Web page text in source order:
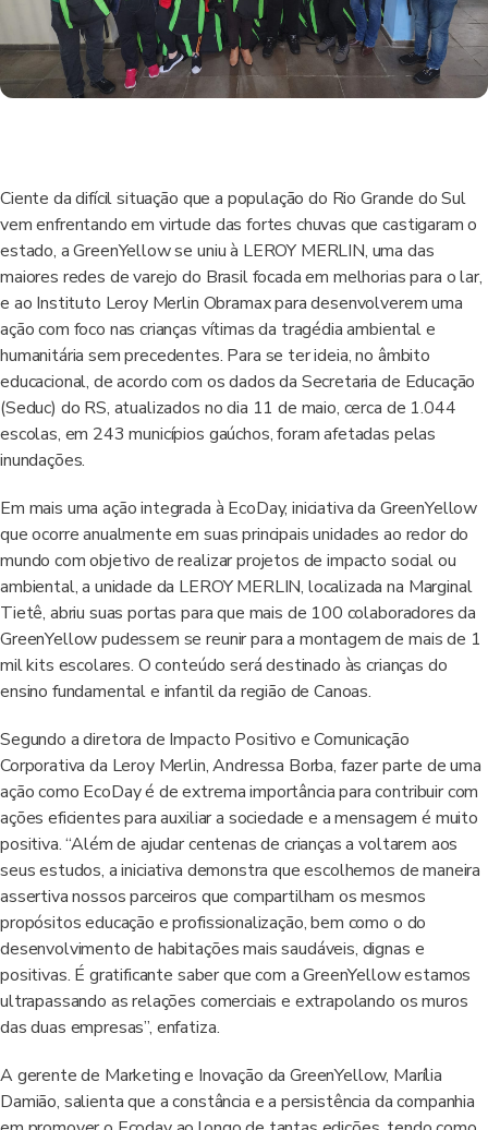
Ciente da difícil situação que a população do Rio Grande do Sul
vem enfrentando em virtude das fortes chuvas que castigaram o
estado, a GreenYellow se uniu à LEROY MERLIN, uma das
maiores redes de varejo do Brasil focada em melhorias para o lar,
e ao Instituto Leroy Merlin Obramax para desenvolverem uma
ação com foco nas crianças vítimas da tragédia ambiental e
humanitária sem precedentes. Para se ter ideia, no âmbito
educacional, de acordo com os dados da Secretaria de Educação
(Seduc) do RS, atualizados no dia 11 de maio, cerca de 1.044
escolas, em 243 municípios gaúchos, foram afetadas pelas
inundações.
Em mais uma ação integrada à EcoDay, iniciativa da GreenYellow
que ocorre anualmente em suas principais unidades ao redor do
mundo com objetivo de realizar projetos de impacto social ou
ambiental, a unidade da LEROY MERLIN, localizada na Marginal
Tietê, abriu suas portas para que mais de 100 colaboradores da
GreenYellow pudessem se reunir para a montagem de mais de 1
mil kits escolares. O conteúdo será destinado às crianças do
ensino fundamental e infantil da região de Canoas.
Segundo a diretora de Impacto Positivo e Comunicação
Corporativa da Leroy Merlin, Andressa Borba, fazer parte de uma
ação como EcoDay é de extrema importância para contribuir com
ações eficientes para auxiliar a sociedade e a mensagem é muito
positiva. “Além de ajudar centenas de crianças a voltarem aos
seus estudos, a iniciativa demonstra que escolhemos de maneira
assertiva nossos parceiros que compartilham os mesmos
propósitos educação e profissionalização, bem como o do
desenvolvimento de habitações mais saudáveis, dignas e
positivas. É gratificante saber que com a GreenYellow estamos
ultrapassando as relações comerciais e extrapolando os muros
das duas empresas”, enfatiza.
A gerente de Marketing e Inovação da GreenYellow, Marília
Damião, salienta que a constância e a persistência da companhia